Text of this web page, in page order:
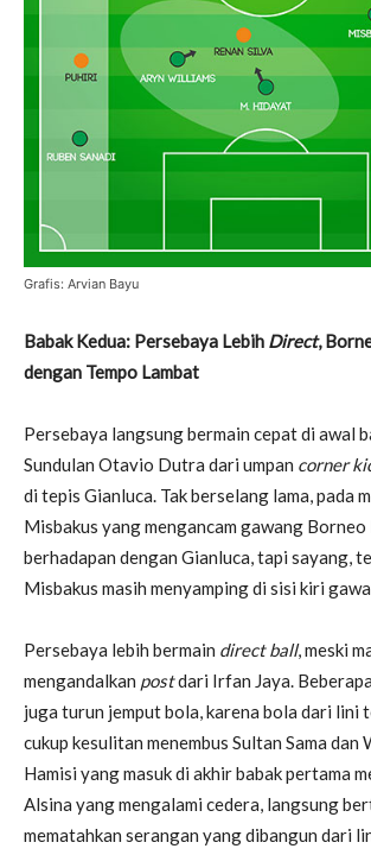
Grafis: Arvian Bayu
Babak Kedua: Persebaya Lebih Direct,
dengan Tempo Lambat
Persebaya langsung bermain cepat di awal
Sundulan Otavio Dutra dari umpan corner
di tepis Gianluca. Tak berselang lama, pada
Misbakus yang mengancam gawang
berhadapan dengan Gianluca, tapi sayang,
Misbakus masih menyamping di sisi kiri
Persebaya lebih bermain direct ball, meski
mengandalkan postdari Irfan Jaya.
juga turun jemput bola, karena bola dari lini
cukup kesulitan menembus Sultan Sama dan
Hamisi yang masuk di akhir babak pertama
Alsina yang mengalami cedera, langsung
mematahkan serangan yang dibangun dari